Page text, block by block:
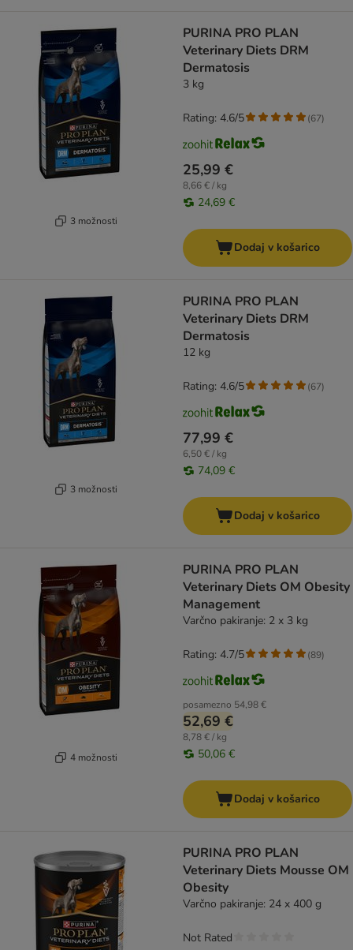
3 možnosti
PURINA PRO PLAN
Veterinary Diets DRM
Dermatosis
3 kg
25,99 €
8,66 € / kg
24,69 €
Rating: 4.6/5 (67)
Dodaj v košarico
3 možnosti
PURINA PRO PLAN
Veterinary Diets DRM
Dermatosis
12 kg
77,99 €
6,50 € / kg
74,09 €
Rating: 4.6/5 (67)
Dodaj v košarico
4 možnosti
PURINA PRO PLAN
Veterinary Diets OM Obesity
Management
Varčno pakiranje: 2 x 3 kg
posamezno 54,98 €
52,69 €
8,78 € / kg
50,06 €
Rating: 4.7/5 (89)
Dodaj v košarico
PURINA PRO PLAN
Veterinary Diets Mousse OM
Obesity
Varčno pakiranje: 24 x 400 g
Not Rated